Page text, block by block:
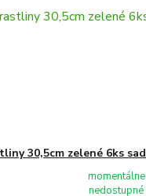
30,5cm zelené 6ks
momentálne
nedostupné